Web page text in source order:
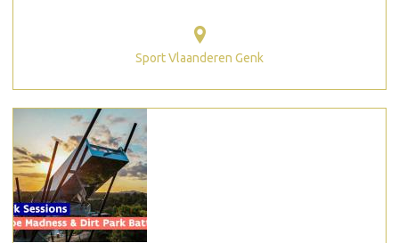
Sport Vlaanderen Genk